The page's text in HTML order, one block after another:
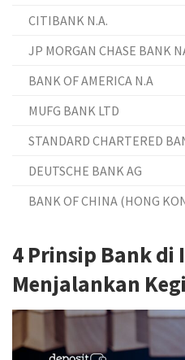
CITIBANK N.A.
JP MORGAN CHASE BANK
BANK OF AMERICA N.A
MUFG BANK LTD
STANDARD CHARTERED
DEUTSCHE BANK AG
BANK OF CHINA (HONG
4 Prinsip Bank di
Menjalankan